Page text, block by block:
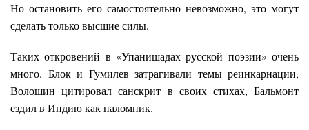
Но остановить его самостоятельно невозможно, это могут
сделать только высшие силы.
Таких откровений в «Упанишадах русской поэзии» очень
много. Блок и Гумилев затрагивали темы реинкарнации,
Волошин цитировал санскрит в своих стихах, Бальмонт
ездил в Индию как паломник.